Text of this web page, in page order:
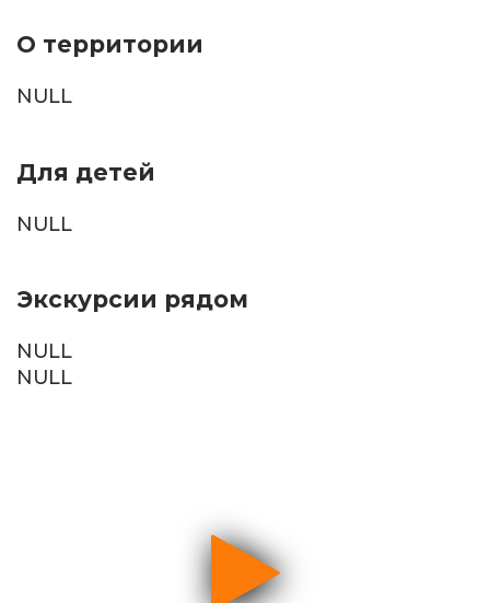
О территории
NULL
Для детей
NULL
Экскурсии рядом
NULL
NULL